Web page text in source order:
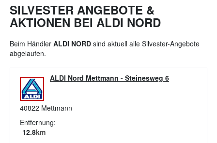
Standort festlegen
SILVESTER ANGEBOTE &
AKTIONEN BEI ALDI NORD
Beim Händler ALDI NORD sind aktuell alle Silvester-Angebote
abgelaufen.
ALDI Nord Mettmann - Steinesweg 6
40822 Mettmann
Entfernung:
12.8km